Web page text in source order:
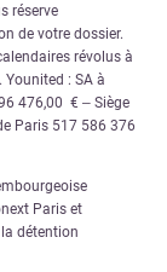
réserve
de votre dossier.
révolus à
: SA à
476,00 € – Siège
Paris 517 586 376
Paris et
détention